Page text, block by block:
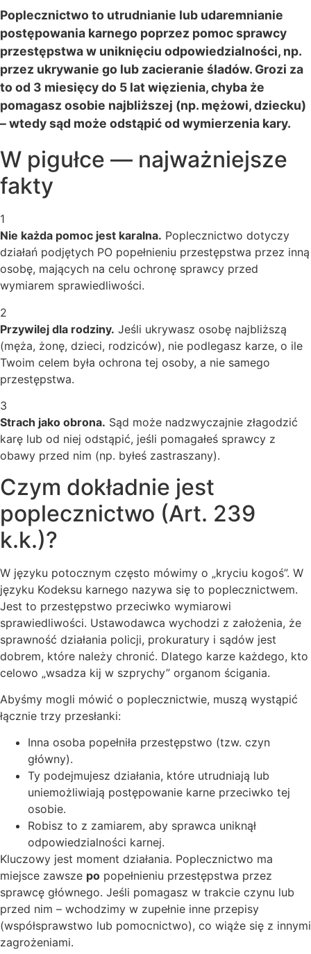
Poplecznictwo to utrudnianie lub udaremnianie
postępowania karnego poprzez pomoc sprawcy
przestępstwa w uniknięciu odpowiedzialności, np.
przez ukrywanie go lub zacieranie śladów. Grozi za
to od 3 miesięcy do 5 lat więzienia, chyba że
pomagasz osobie najbliższej (np. mężowi, dziecku)
– wtedy sąd może odstąpić od wymierzenia kary.
W pigułce — najważniejsze
fakty
1
Nie każda pomoc jest karalna. Poplecznictwo dotyczy
działań podjętych PO popełnieniu przestępstwa przez inną
osobę, mających na celu ochronę sprawcy przed
wymiarem sprawiedliwości.
2
Przywilej dla rodziny. Jeśli ukrywasz osobę najbliższą
(męża, żonę, dzieci, rodziców), nie podlegasz karze, o ile
Twoim celem była ochrona tej osoby, a nie samego
przestępstwa.
3
Strach jako obrona. Sąd może nadzwyczajnie złagodzić
karę lub od niej odstąpić, jeśli pomagałeś sprawcy z
obawy przed nim (np. byłeś zastraszany).
Czym dokładnie jest
poplecznictwo (Art. 239
k.k.)?
W języku potocznym często mówimy o „kryciu kogoś”. W
języku Kodeksu karnego nazywa się to poplecznictwem.
Jest to przestępstwo przeciwko wymiarowi
sprawiedliwości. Ustawodawca wychodzi z założenia, że
sprawność działania policji, prokuratury i sądów jest
dobrem, które należy chronić. Dlatego karze każdego, kto
celowo „wsadza kij w szprychy” organom ścigania.
Abyśmy mogli mówić o poplecznictwie, muszą wystąpić
łącznie trzy przesłanki:
Inna osoba popełniła przestępstwo (tzw. czyn
główny).
Ty podejmujesz działania, które utrudniają lub
uniemożliwiają postępowanie karne przeciwko tej
osobie.
Robisz to z zamiarem, aby sprawca uniknął
odpowiedzialności karnej.
Kluczowy jest moment działania. Poplecznictwo ma
miejsce zawsze po popełnieniu przestępstwa przez
sprawcę głównego. Jeśli pomagasz w trakcie czynu lub
przed nim – wchodzimy w zupełnie inne przepisy
(współsprawstwo lub pomocnictwo), co wiąże się z innymi
zagrożeniami.